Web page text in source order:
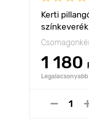
Kerti
színkeverék
1 180